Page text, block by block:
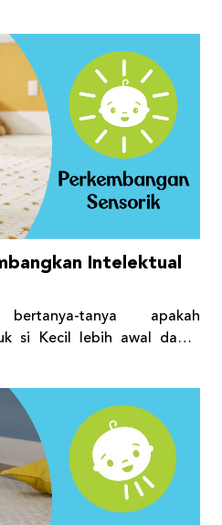
Intelektual
tanya apakah
si Kecil lebih awal dapat